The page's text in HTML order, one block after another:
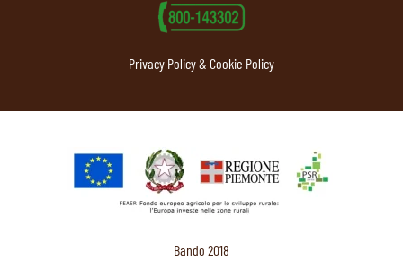
Privacy Policy & Cookie Policy
Bando 2018